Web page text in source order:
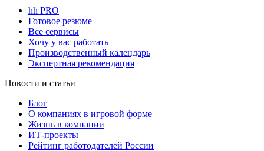
hh PRO
Готовое резюме
Все сервисы
Хочу у вас работать
Производственный календарь
Экспертная рекомендация
Новости и статьи
Блог
О компаниях в игровой форме
Жизнь в компании
ИТ-проекты
Рейтинг работодателей России